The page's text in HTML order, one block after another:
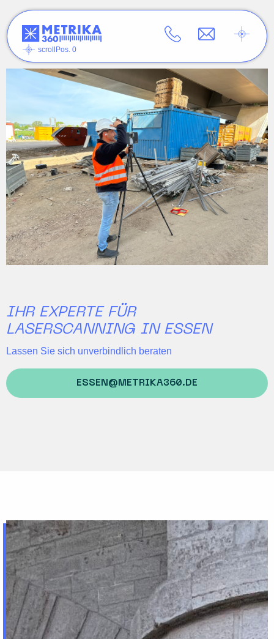
scrollPos. 0
IHR EXPERTE FÜR
LASERSCANNING IN ESSEN
Lassen Sie sich unverbindlich beraten
ESSEN@METRIKA360.DE